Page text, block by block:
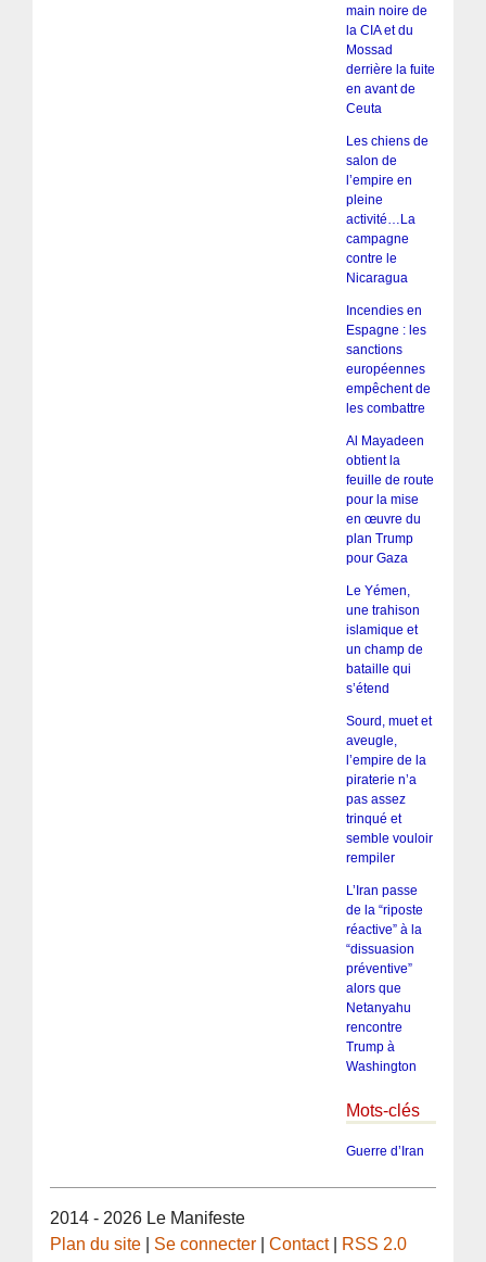
main noire de
la CIA et du
Mossad
derrière la fuite
en avant de
Ceuta
Les chiens de
salon de
l’empire en
pleine
activité…La
campagne
contre le
Nicaragua
Incendies en
Espagne : les
sanctions
européennes
empêchent de
les combattre
Al Mayadeen
obtient la
feuille de route
pour la mise
en œuvre du
plan Trump
pour Gaza
Le Yémen,
une trahison
islamique et
un champ de
bataille qui
s’étend
Sourd, muet et
aveugle,
l’empire de la
piraterie n’a
pas assez
trinqué et
semble vouloir
rempiler
L’Iran passe
de la “riposte
réactive” à la
“dissuasion
préventive”
alors que
Netanyahu
rencontre
Trump à
Washington
Mots-clés
Guerre d’Iran
2014 - 2026 Le Manifeste
Plan du site
Se connecter |Contact| RSS 2.0